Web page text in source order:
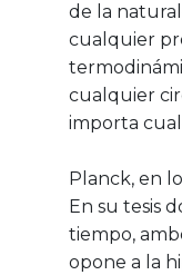
de la
cualquier
cualquier
importa
Planck, en
En su tesis
tiempo,
opone a la